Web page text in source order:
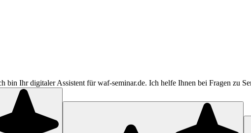
bin Ihr digitaler Assistent für waf-seminar.de. Ich helfe Ihnen bei Fragen zu